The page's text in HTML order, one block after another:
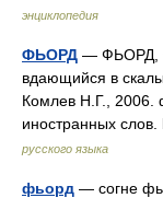
энциклопедия
ФЬОРД — ФЬОРД,
вдающийся в
Комлев Н.Г.,
иностранных
русского языка
фьорд — согне